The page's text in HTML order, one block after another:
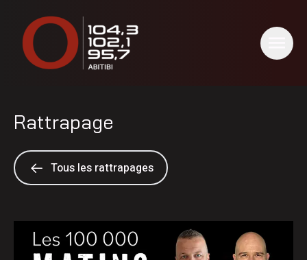
Rattrapage
Tous les rattrapages